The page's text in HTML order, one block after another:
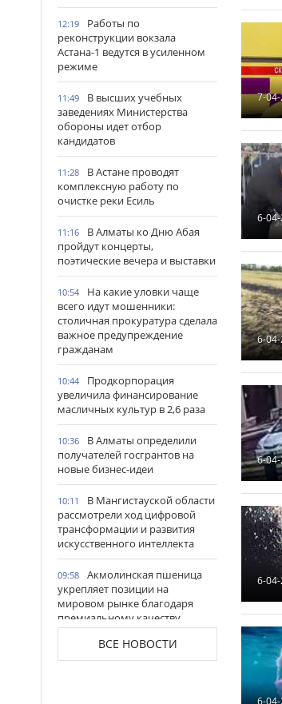
12:19
Работы по
реконструкции вокзала
Астана-1 ведутся в усиленном
режиме
11:49
В высших учебных
заведениях Министерства
обороны идет отбор
кандидатов
11:28
В Астане проводят
комплексную работу по
очистке реки Есиль
11:16
В Алматы ко Дню Абая
пройдут концерты,
поэтические вечера и выставки
10:54
На какие уловки чаще
всего идут мошенники:
столичная прокуратура сделала
важное предупреждение
гражданам
10:44
Продкорпорация
увеличила финансирование
масличных культур в 2,6 раза
10:36
В Алматы определили
получателей госгрантов на
новые бизнес-идеи
10:11
В Мангистауской области
рассмотрели ход цифровой
трансформации и развития
искусственного интеллекта
09:58
Акмолинская пшеница
укрепляет позиции на
мировом рынке благодаря
премиальному качеству
В Костанайской области
состоялось открытие
ВСЕ НОВОСТИ
7-
6-
6-
6-
6-
6-